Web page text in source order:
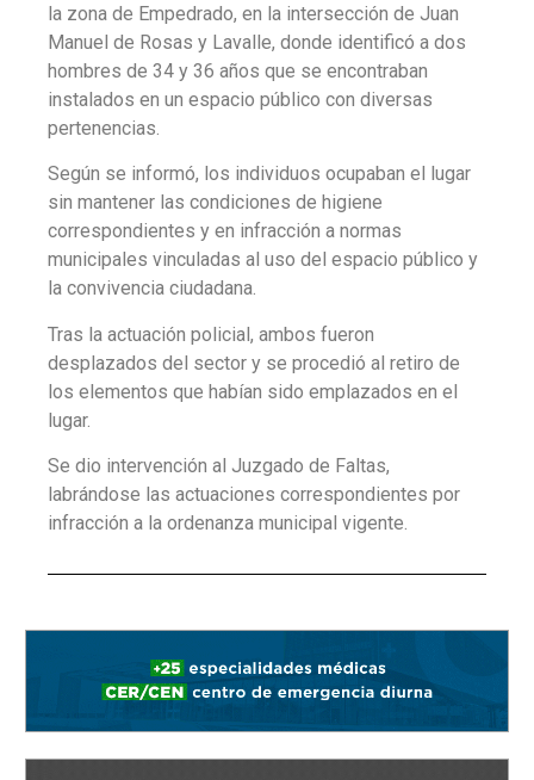
la zona de Empedrado, en la intersección de Juan
Manuel de Rosas y Lavalle, donde identificó a dos
hombres de 34 y 36 años que se encontraban
instalados en un espacio público con diversas
pertenencias.
Según se informó, los individuos ocupaban el lugar
sin mantener las condiciones de higiene
correspondientes y en infracción a normas
municipales vinculadas al uso del espacio público y
la convivencia ciudadana.
Tras la actuación policial, ambos fueron
desplazados del sector y se procedió al retiro de
los elementos que habían sido emplazados en el
lugar.
Se dio intervención al Juzgado de Faltas,
labrándose las actuaciones correspondientes por
infracción a la ordenanza municipal vigente.